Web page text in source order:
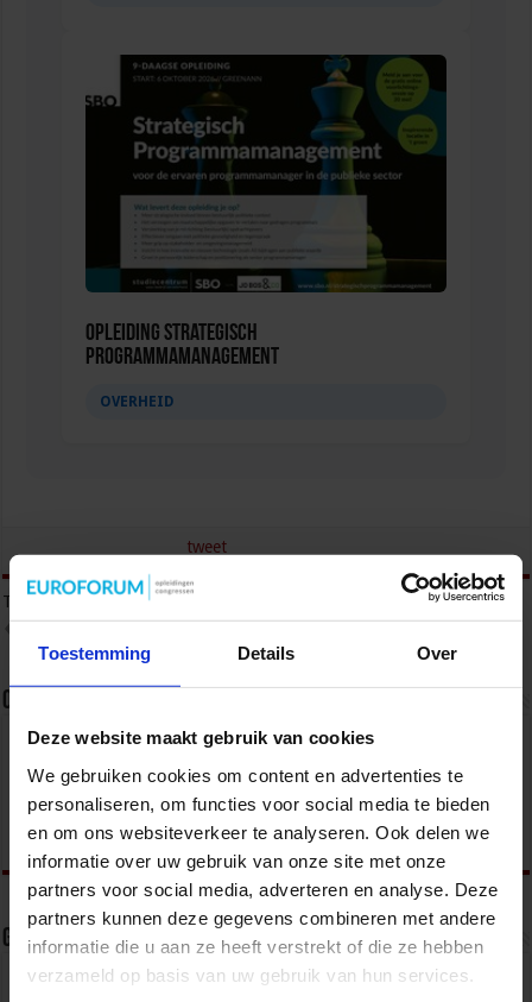
Toestemming Details Over
Deze website maakt gebruik van cookies
We gebruiken cookies om content en advertenties te
personaliseren, om functies voor social media te bieden
en om ons websiteverkeer te analyseren. Ook delen we
informatie over uw gebruik van onze site met onze
partners voor social media, adverteren en analyse. Deze
partners kunnen deze gegevens combineren met andere
informatie die u aan ze heeft verstrekt of die ze hebben
verzameld op basis van uw gebruik van hun services.
Opleiding Strategisch
Programmamanagement
OVERHEID
tweet
Tags PRIVACYWET
Over sbo
Het Studiecentrum voor Bedrijf en Overheid (SBO)
organiseert jaarlijks zo’n 200 opleidingen en
& RO, zorg, bouw & infra en overheid.
Gerelateerde Artikelen